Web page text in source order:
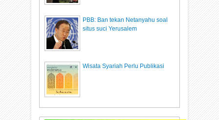
PBB: Ban tekan Netanyahu soal
situs suci Yerusalem
Wisata Syariah Perlu Publikasi